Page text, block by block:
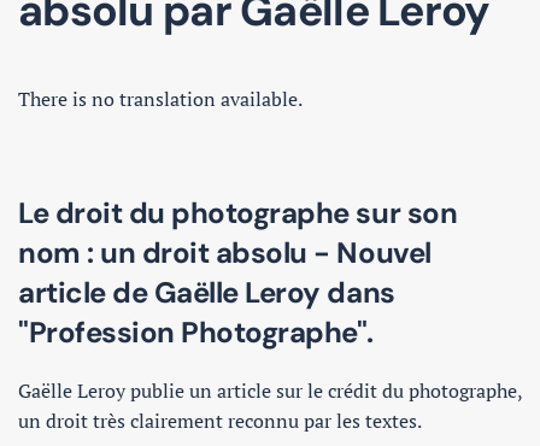
There is no translation available.
Le droit du photographe sur son
nom : un droit absolu - Nouvel
article de Gaëlle Leroy dans
"Profession Photographe".
Gaëlle Leroy publie un article sur le crédit du photographe,
un droit très clairement reconnu par les textes.